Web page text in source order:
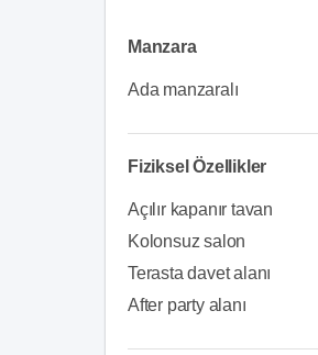
Manzara
Ada manzaralı
Fiziksel Özellikler
Açılır kapanır tavan
Kolonsuz salon
Terasta davet alanı
After party alanı